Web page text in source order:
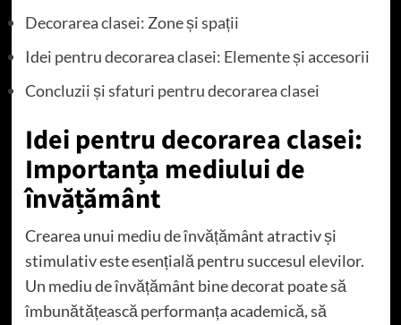
Decorarea clasei: Zone și spații
Idei pentru decorarea clasei: Elemente și accesorii
Concluzii și sfaturi pentru decorarea clasei
Idei pentru decorarea clasei:
Importanța mediului de
învățământ
Crearea unui mediu de învățământ atractiv și
stimulativ este esențială pentru succesul elevilor.
Un mediu de învățământ bine decorat poate să
îmbunătățească performanța academică, să